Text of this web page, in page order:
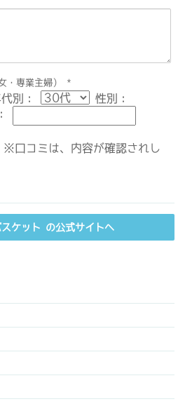
・専業主婦） *
別：
性別：
※口コミは、内容が確認されし
ケット の公式サイトへ